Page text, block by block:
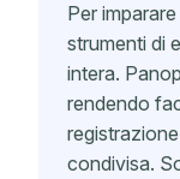
Per
strumenti di
intera.
rendendo
condivisa.